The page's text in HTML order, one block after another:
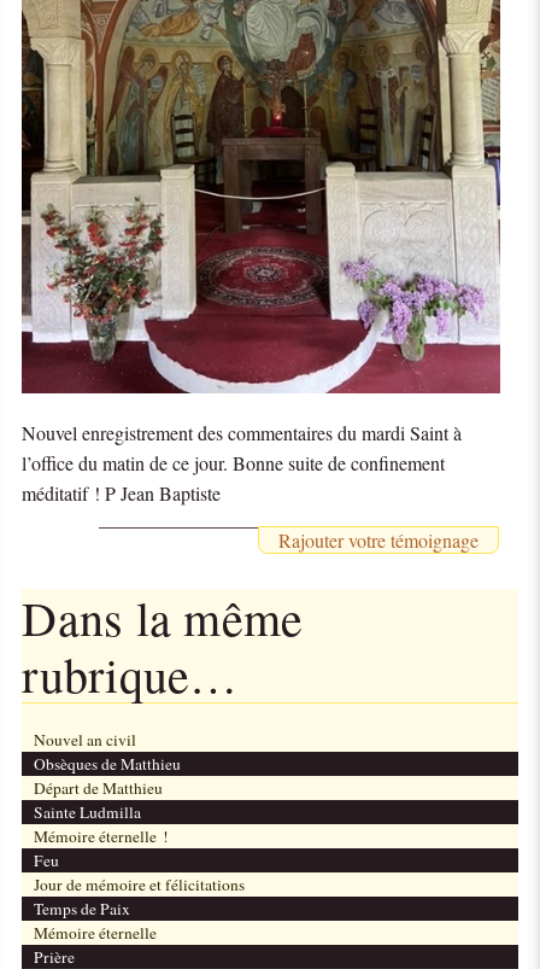
Nouvel enregistrement des commentaires du mardi Saint à
l’office du matin de ce jour. Bonne suite de confinement
méditatif ! P Jean Baptiste
Rajouter votre témoignage
Dans la même
rubrique…
Nouvel an civil
Obsèques de Matthieu
Départ de Matthieu
Sainte Ludmilla
Mémoire éternelle !
Feu
Jour de mémoire et félicitations
Temps de Paix
Mémoire éternelle
Prière